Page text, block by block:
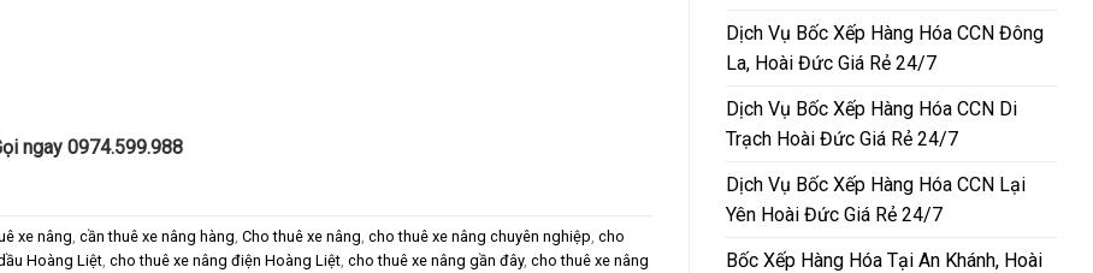
ngay 0974.599.988
xe nâng cần thuê xe nâng hàng Cho thuê xe nâng cho thuê xe nâng chuyên nghiệp cho
Hoàng Liệt cho thuê xe nâng điện Hoàng Liệt cho thuê xe nâng gần đây, cho thuê xe nâng
Dịch Vụ Bốc Xếp Hàng Hóa CCN Đông
La, Hoài Đức Giá Rẻ 24/7
Dịch Vụ Bốc Xếp Hàng Hóa CCN Di
Trạch Hoài Đức Giá Rẻ 24/7
Dịch Vụ Bốc Xếp Hàng Hóa CCN Lại
Yên Hoài Đức Giá Rẻ 24/7
Bốc Xếp Hàng Hóa Tại An Khánh, Hoài